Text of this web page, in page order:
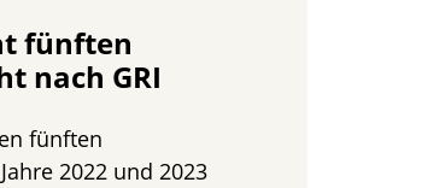
fünften
nach GRI
fünften
2022 und 2023